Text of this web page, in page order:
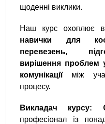
щоденні виклики.
Наш курс охоплює
навички для
перевезень,
вирішення проблем
комунікації між
процесу.
Викладач курсу:
професіонал із